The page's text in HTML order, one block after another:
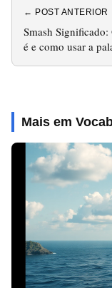
← POST ANTERIOR
Smash Significado:
é e como usar a
Mais em